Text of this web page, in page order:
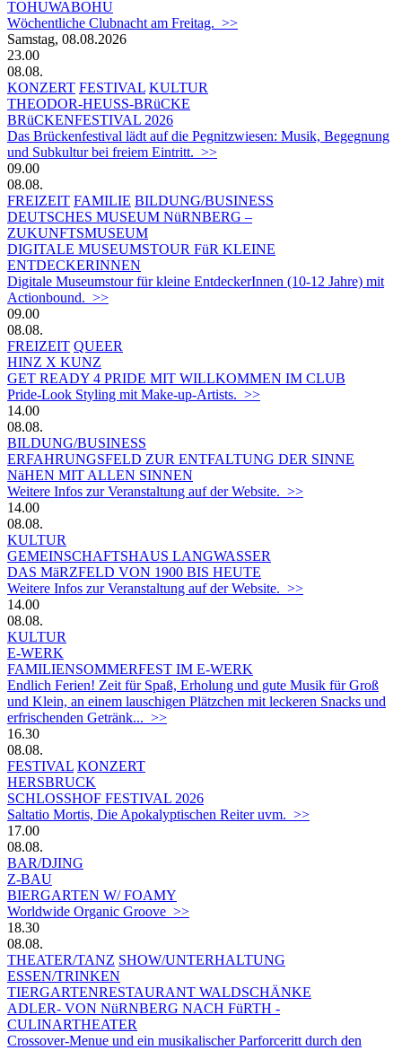
TOHUWABOHU
Wöchentliche Clubnacht am Freitag. >>
Samstag, 08.08.2026
23.00
08.08.
KONZERT FESTIVAL KULTUR
THEODOR-HEUSS-BRüCKE
BRüCKENFESTIVAL 2026
Das Brückenfestival lädt auf die Pegnitzwiesen: Musik, Begegnung
und Subkultur bei freiem Eintritt. >>
09.00
08.08.
FREIZEIT FAMILIE BILDUNG/BUSINESS
DEUTSCHES MUSEUM NüRNBERG –
ZUKUNFTSMUSEUM
DIGITALE MUSEUMSTOUR FüR KLEINE
ENTDECKERINNEN
Digitale Museumstour für kleine EntdeckerInnen (10-12 Jahre) mit
Actionbound. >>
09.00
08.08.
FREIZEIT QUEER
HINZ X KUNZ
GET READY 4 PRIDE MIT WILLKOMMEN IM CLUB
Pride-Look Styling mit Make-up-Artists. >>
14.00
08.08.
BILDUNG/BUSINESS
ERFAHRUNGSFELD ZUR ENTFALTUNG DER SINNE
NäHEN MIT ALLEN SINNEN
Weitere Infos zur Veranstaltung auf der Website. >>
14.00
08.08.
KULTUR
GEMEINSCHAFTSHAUS LANGWASSER
DAS MäRZFELD VON 1900 BIS HEUTE
Weitere Infos zur Veranstaltung auf der Website. >>
14.00
08.08.
KULTUR
E-WERK
FAMILIENSOMMERFEST IM E-WERK
Endlich Ferien! Zeit für Spaß, Erholung und gute Musik für Groß
und Klein, an einem lauschigen Plätzchen mit leckeren Snacks und
erfrischenden Getränk... >>
16.30
08.08.
FESTIVAL KONZERT
HERSBRUCK
SCHLOSSHOF FESTIVAL 2026
Saltatio Mortis, Die Apokalyptischen Reiter uvm. >>
17.00
08.08.
BAR/DJING
Z-BAU
BIERGARTEN W/ FOAMY
Worldwide Organic Groove >>
18.30
08.08.
THEATER/TANZ SHOW/UNTERHALTUNG
ESSEN/TRINKEN
TIERGARTEN­RESTAURANT WALDSCHÄNKE
ADLER- VON NüRNBERG NACH FüRTH -
CULINARTHEATER
Crossover-Menue und ein musikalischer Parforceritt durch den